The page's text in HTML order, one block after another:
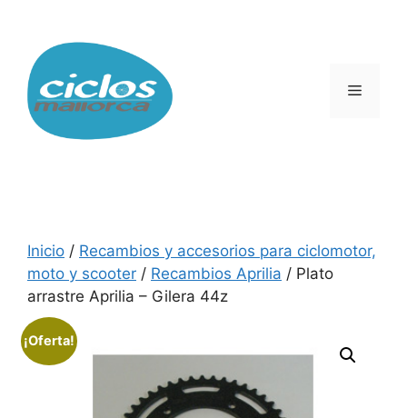
contenido
Menú
Inicio / Recambios y accesorios para ciclomotor,
moto y scooter / Recambios Aprilia / Plato
arrastre Aprilia – Gilera 44z
¡Oferta!